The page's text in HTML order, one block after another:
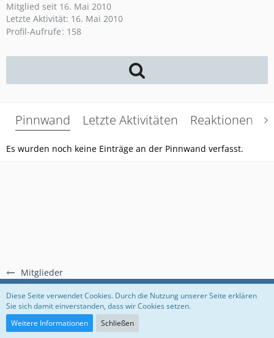
Mitglieder
Mitglied seit 16. Mai 2010
Letzte Aktivität: 16. Mai 2010
Profil-Aufrufe 158
Pinnwand Letzte Aktivitäten Reaktionen
Es wurden noch keine Einträge an der Pinnwand verfasst.
Regeln Datenschutzerklärung Impressum
Community-Software:
Diese Seite verwendet Cookies. Durch die Nutzung unserer Seite erklären
Sie sich damit einverstanden, dass wir Cookies setzen.
Weitere Informationen
Schließen